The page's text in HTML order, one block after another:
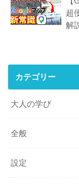
超
解
カテゴリー
大人の学び
全般
設定